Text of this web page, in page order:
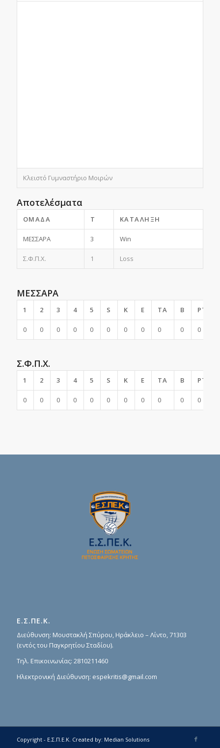
Κλειστό Γυμναστήριο Μοιρών
Αποτελέσματα
ΟΜΆΔΑ T ΚΑΤΆΛΗΞΗ
ΜΕΣΣΑΡΑ 3 Win
Σ.Φ.Π.Χ. 1 Loss
ΜΕΣΣΑΡΑ
1 2 3 4 5 S K E TA B PTS
0 0 0 0 0 0 0 0 0 0 0
Σ.Φ.Π.Χ.
1 2 3 4 5 S K E TA B PTS
0 0 0 0 0 0 0 0 0 0 0
Ε.Σ.ΠΕ.Κ.
Διεύθυνση: Μουστακλή Σπύρου, Ηράκλειο – Λίντο, 71303
(εντός του Παγκρητίου Σταδίου).
Τηλ. Επικοινωνίας: 2810211460
Ηλεκτρονική Διεύθυνση: espekritis@gmail.com
Copyright - Ε.Σ.Π.Ε.Κ. Created by: Median Solutions